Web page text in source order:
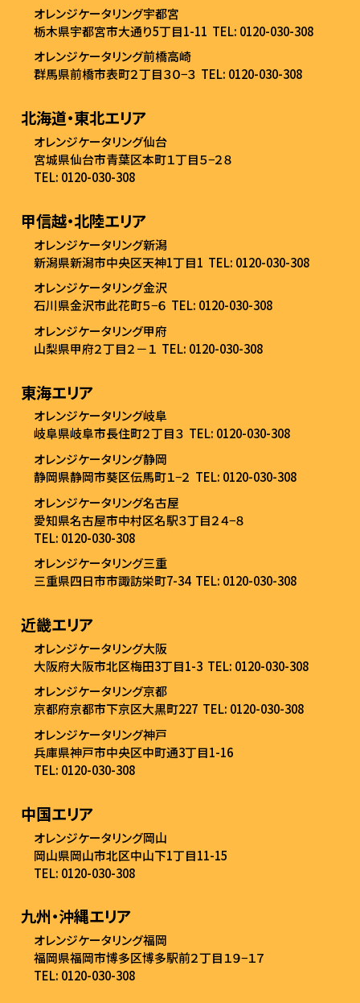
オレンジケータリング宇都宮
栃木県宇都宮市大通り5丁目1-11 TEL: 0120-030-308
オレンジケータリング前橋高崎
群馬県前橋市表町２丁目３０−３ TEL: 0120-030-308
北海道・東北エリア
オレンジケータリング仙台
宮城県仙台市青葉区本町１丁目５−２８
TEL: 0120-030-308
甲信越・北陸エリア
オレンジケータリング新潟
新潟県新潟市中央区天神1丁目1 TEL: 0120-030-308
オレンジケータリング金沢
石川県金沢市此花町５−６ TEL: 0120-030-308
オレンジケータリング甲府
山梨県甲府２丁目２－１ TEL: 0120-030-308
東海エリア
オレンジケータリング岐阜
岐阜県岐阜市長住町２丁目３ TEL: 0120-030-308
オレンジケータリング静岡
静岡県静岡市葵区伝馬町１−２ TEL: 0120-030-308
オレンジケータリング名古屋
愛知県名古屋市中村区名駅３丁目２４−８
TEL: 0120-030-308
オレンジケータリング三重
三重県四日市市諏訪栄町7-34 TEL: 0120-030-308
近畿エリア
オレンジケータリング大阪
大阪府大阪市北区梅田3丁目1-3 TEL: 0120-030-308
オレンジケータリング京都
京都府京都市下京区大黒町227 TEL: 0120-030-308
オレンジケータリング神戸
兵庫県神戸市中央区中町通3丁目1-16
TEL: 0120-030-308
中国エリア
オレンジケータリング岡山
岡山県岡山市北区中山下1丁目11-15
TEL: 0120-030-308
九州・沖縄エリア
オレンジケータリング福岡
福岡県福岡市博多区博多駅前２丁目１９−１７
TEL: 0120-030-308